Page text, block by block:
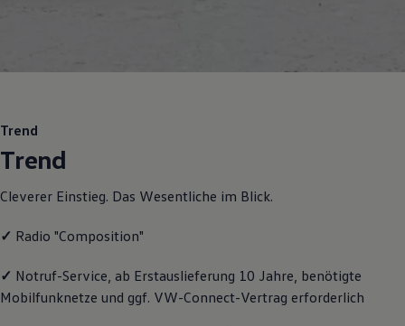
Wallbox und Ladekabel
Digitale Extras
Volkswagen Apps, Login und Shop
Updates für Software, Karten und Radio
Über Ihr Auto
Vorgängermodelle
Trend
Trend
Cleverer Einstieg. Das Wesentliche im Blick.
✓ Radio "Composition"
✓ Notruf-Service , ab Erstauslieferung 10 Jahre, benötigte
Mobilfunknetze und ggf. VW-Connect-Vertrag erforderlich